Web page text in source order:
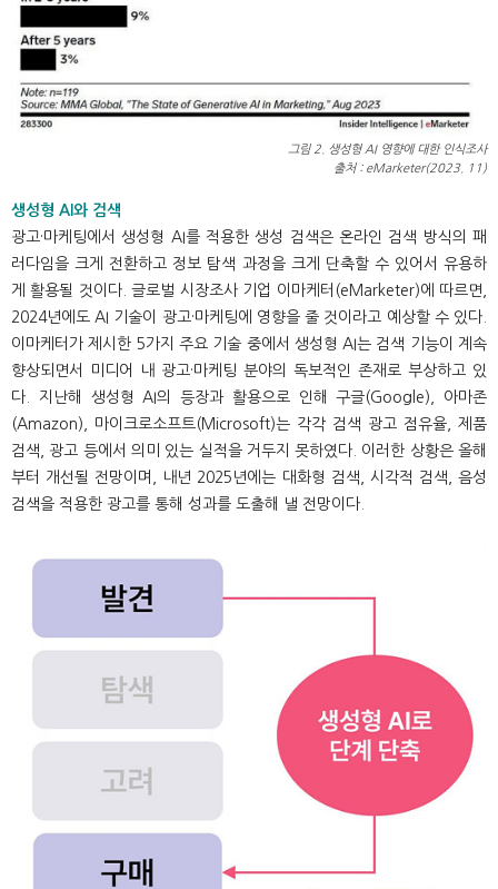
그림 2. 생성형 AI 영향에 대한 인식조사
출처 : eMarketer(2023. 11)
생성형 AI와 검색
광고·마케팅에서 생성형 AI를 적용한 생성 검색은 온라인 검색 방식의 패
러다임을 크게 전환하고 정보 탐색 과정을 크게 단축할 수 있어서 유용하
게 활용될 것이다. 글로벌 시장조사 기업 이마케터(eMarketer)에 따르면,
2024년에도 AI 기술이 광고·마케팅에 영향을 줄 것이라고 예상할 수 있다.
이마케터가 제시한 5가지 주요 기술 중에서 생성형 AI는 검색 기능이 계속
향상되면서 미디어 내 광고·마케팅 분야의 독보적인 존재로 부상하고 있
다. 지난해 생성형 AI의 등장과 활용으로 인해 구글(Google), 아마존
(Amazon), 마이크로소프트(Microsoft)는 각각 검색 광고 점유율, 제품
검색, 광고 등에서 의미 있는 실적을 거두지 못하였다. 이러한 상황은 올해
부터 개선될 전망이며, 내년 2025년에는 대화형 검색, 시각적 검색, 음성
검색을 적용한 광고를 통해 성과를 도출해 낼 전망이다.